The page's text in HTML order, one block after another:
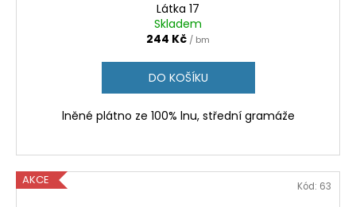
Látka 17
Skladem
244 Kč / bm
DO KOŠÍKU
lněné plátno ze 100% lnu, střední gramáže
AKCE Kód: 63